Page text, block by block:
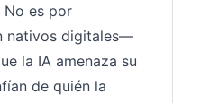
No es por
nativos digitales—
la IA amenaza su
de quién la